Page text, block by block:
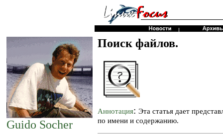
Guido Socher
Поиск файлов.
Аннотация: Эта статья дает
по имени и содержанию.